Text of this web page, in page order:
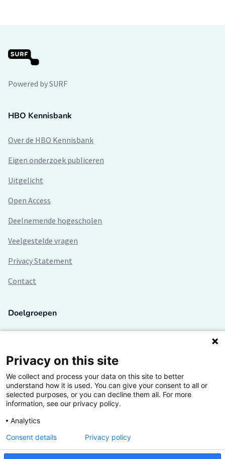
Powered by SURF
HBO Kennisbank
Over de HBO Kennisbank
Eigen onderzoek publiceren
Uitgelicht
Open Access
Deelnemende hogescholen
Veelgestelde vragen
Privacy Statement
Contact
Doelgroepen
Lectoren en onderzoekers
Bedrijven
Hogescholen
De grootste kennisbank van het HBO
Privacy on this site
We collect and process your data on this site to better
understand how it is used. You can give your consent to all or
selected purposes, or you can decline them all. For more
information, see our privacy policy.
Analytics
Consent details Privacy policy